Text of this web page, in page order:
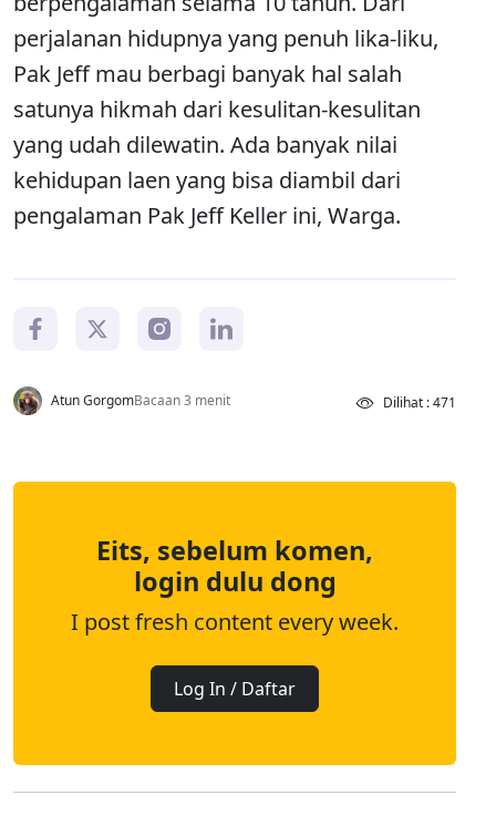
perjalanan hidupnya yang penuh lika-liku,
Pak Jeff mau berbagi banyak hal salah
satunya hikmah dari kesulitan-kesulitan
yang udah dilewatin. Ada banyak nilai
kehidupan laen yang bisa diambil dari
pengalaman Pak Jeff Keller ini, Warga.
Atun GorgomBacaan 3 menit Dilihat : 471
Eits, sebelum komen,
login dulu dong
I post fresh content every week.
Log In / Daftar